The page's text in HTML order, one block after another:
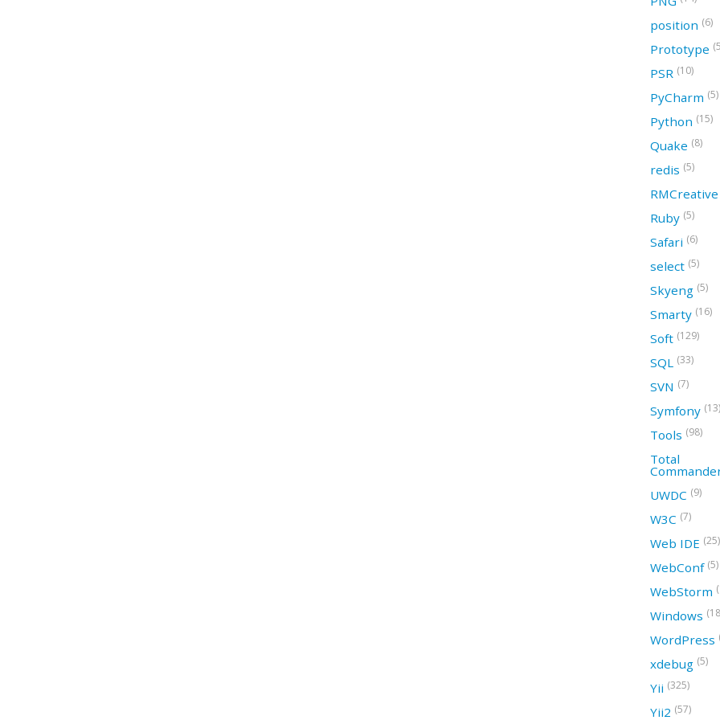
position (6)
Prototype
PSR (10)
PyCharm (5)
Python (15)
Quake (8)
redis (5)
RMCreative
Ruby (5)
Safari (6)
select (5)
Skyeng (5)
Smarty (16)
Soft (129)
SQL (33)
SVN (7)
Symfony (13)
Tools (98)
Total
UWDC (9)
W3C (7)
Web IDE (25)
WebConf (5)
WebStorm
Windows
WordPress
xdebug (5)
Yii (325)
Yii2 (57)